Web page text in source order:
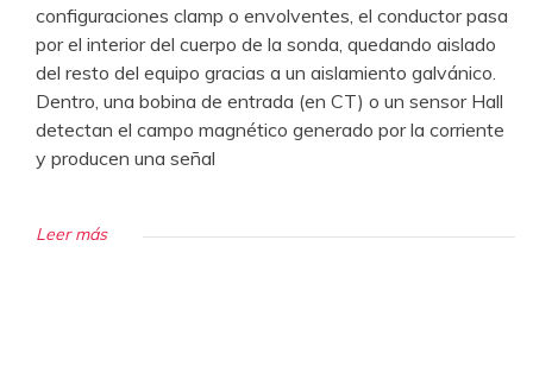
configuraciones clamp o envolventes, el conductor pasa
por el interior del cuerpo de la sonda, quedando aislado
del resto del equipo gracias a un aislamiento galvánico.
Dentro, una bobina de entrada (en CT) o un sensor Hall
detectan el campo magnético generado por la corriente
y producen una señal
Leer más